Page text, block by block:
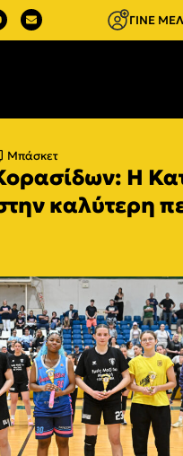
ΓΙΝΕ
Μπάσκετ
Η
καλύτερη